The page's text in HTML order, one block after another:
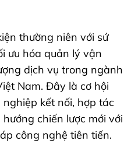
thường niên với sứ
ưu hóa quản lý vận
dịch vụ trong ngành
Nam. Đây là cơ hội
kết nối, hợp tác
chiến lược mới với
công nghệ tiên tiến.